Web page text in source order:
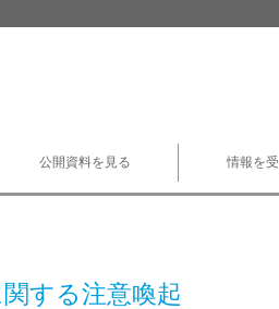
公開資料を見る 情報を
する注意喚起